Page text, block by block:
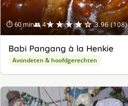
⏱ 60 min👥 4★★★★☆ 3.96 (108)
Babi Pangang à la Henkie
Avondeten & hoofdgerechten